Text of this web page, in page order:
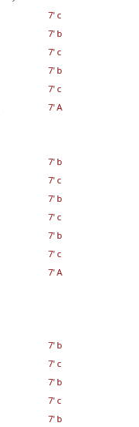
7' c
7' b
7' c
7' b
7' c
7' A
7' b
7' c
7' b
7' c
7' b
7' c
7' A
7' b
7' c
7' b
7' c
7' b